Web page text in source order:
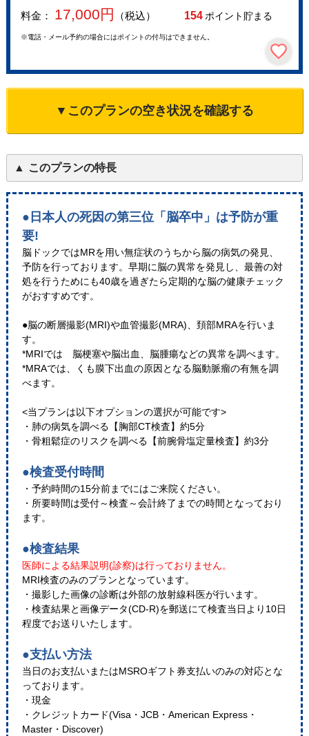
料金： 17,000円 （税込） 154ポイント貯まる
※電話・メール予約の場合にはポイントの付与はできません。
▼このプランの空き状況を確認する
このプランの特長
●日本人の死因の第三位「脳卒中」は予防が重
要!
脳ドックではMRを用い無症状のうちから脳の病気の発見、
予防を行っております。早期に脳の異常を発見し、最善の対
処を行うためにも40歳を過ぎたら定期的な脳の健康チェック
がおすすめです。
●脳の断層撮影(MRI)や血管撮影(MRA)、頚部MRAを行いま
す。
*MRIでは 脳梗塞や脳出血、脳腫瘍などの異常を調べます。
*MRAでは、くも膜下出血の原因となる脳動脈瘤の有無を調
べます。
<当プランは以下オプションの選択が可能です​>
・​肺の病気を調べる【胸部CT検査】約5分
​・骨粗鬆症のリスクを調べる【前腕骨塩定量検査】約3分
●検査受付時間
・予約時間の15分前までにはご来院ください。
・所要時間は受付～検査～会計終了までの時間となっており
ます。
●検査結果
医師による結果説明(診察)は行っておりません。
MRI検査のみのプランとなっています。
・撮影した画像の診断は外部の放射線科医が行います。
・検査結果と画像データ(CD-R)を郵送にて検査当日より10日
程度でお送りいたします。
●支払い方法
当日のお支払いまたはMSROギフト券支払いのみの対応とな
っております。
・現金
・クレジットカード(Visa・JCB・American Express・
Master・Discover)